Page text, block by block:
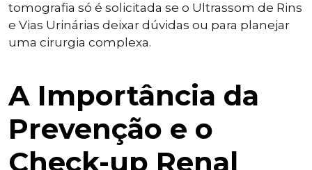
tomografia só é solicitada se o Ultrassom de Rins
e Vias Urinárias deixar dúvidas ou para planejar
uma cirurgia complexa.
A Importância da
Prevenção e o
Check-up Renal